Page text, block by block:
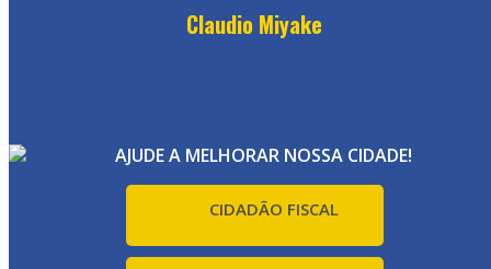
Claudio Miyake
AJUDE A MELHORAR NOSSA CIDADE!
CIDADÃO FISCAL